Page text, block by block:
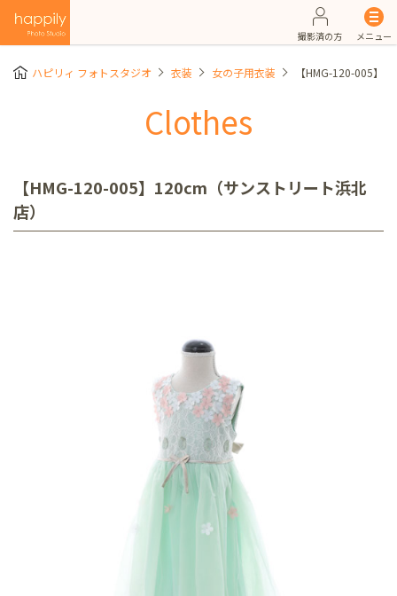
撮影済の方 メニュー
ハピリィ フォトスタジオ 衣装 女の子用衣装 【HMG-120-005】
Clothes
【HMG-120-005】120cm（サンストリート浜北
店）